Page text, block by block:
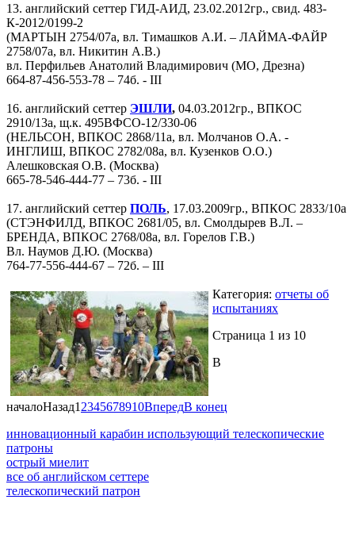
13. английский сеттер ГИД-АИД, 23.02.2012гр., свид. 483-
К-2012/0199-2
(МАРТЫН 2754/07а, вл. Тимашков А.И. – ЛАЙМА-ФАЙР
2758/07а, вл. Никитин А.В.)
вл. Перфильев Анатолий Владимирович (МО, Дрезна)
664-87-456-553-78 – 74б. - III
16. английский сеттер ЭШЛИ, 04.03.2012гр., ВПКОС
2910/13а, щ.к. 495ВФСО-12/330-06
(НЕЛЬСОН, ВПКОС 2868/11а, вл. Молчанов О.А. -
ИНГЛИШ, ВПКОС 2782/08а, вл. Кузенков О.О.)
Алешковская О.В. (Москва)
665-78-546-444-77 – 73б. - III
17. английский сеттер ПОЛЬ, 17.03.2009гр., ВПКОС 2833/10а
(СТЭНФИЛД, ВПКОС 2681/05, вл. Смолдырев В.Л. –
БРЕНДА, ВПКОС 2768/08а, вл. Горелов Г.В.)
Вл. Наумов Д.Ю. (Москва)
764-77-556-444-67 – 72б. – III
Категория: отчеты об
испытаниях
Страница 1 из 10
В
началоНазад1 2345678910ВпередВ конец
инновационный карабин использующий телескопические
патроны
острый миелит
все об английском сеттере
телескопический патрон